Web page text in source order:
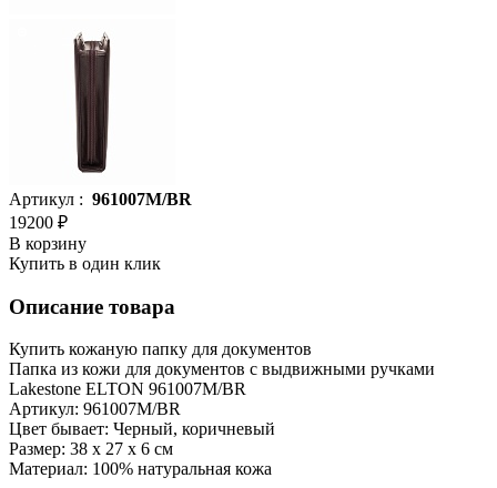
Артикул : 961007M/BR
19200 ₽
В корзину
Купить в один клик
Описание товара
Купить кожаную папку для документов
Папка из кожи для документов с выдвижными ручками
Lakestone ELTON 961007M/BR
Артикул: 961007M/BR
Цвет бывает: Черный, коричневый
Размер: 38 х 27 х 6 см
Материал: 100% натуральная кожа